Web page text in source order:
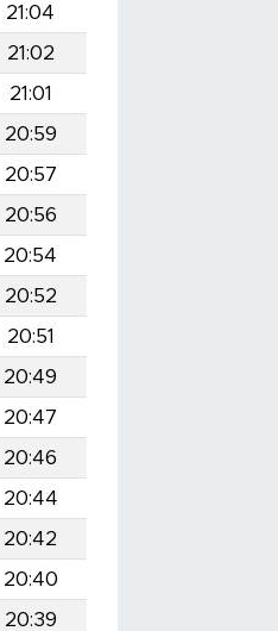
21:04
21:02
21:01
20:59
20:57
20:56
20:54
20:52
20:51
20:49
20:47
20:46
20:44
20:42
20:40
20:39